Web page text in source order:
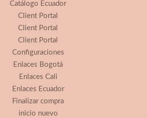
Catálogo Ecuador
Client Portal
Client Portal
Client Portal
Configuraciones
Enlaces Bogotá
Enlaces Cali
Enlaces Ecuador
Finalizar compra
inicio nuevo